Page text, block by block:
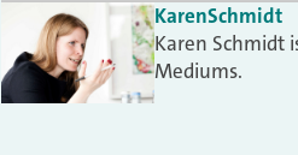
KarenSchmidt
Karen Schmidt
Mediums.